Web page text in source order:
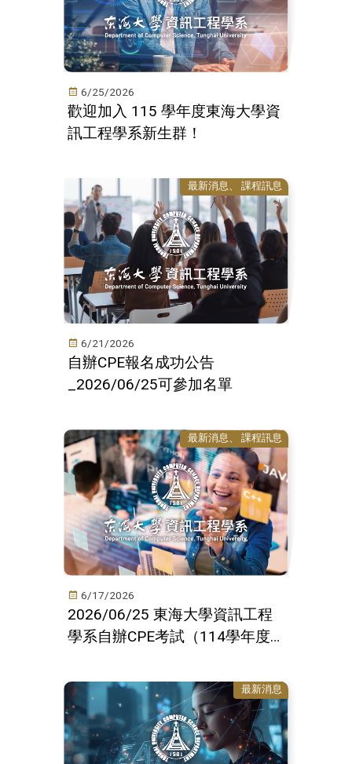
6/25/2026
歡迎加入 115 學年度東海大學資
訊工程學系新生群！
最新消息 課程訊息
6/21/2026
自辦CPE報名成功公告
_2026/06/25可參加名單
最新消息 課程訊息
6/17/2026
2026/06/25 東海大學資訊工程
學系自辦CPE考試（114學年度
最新消息